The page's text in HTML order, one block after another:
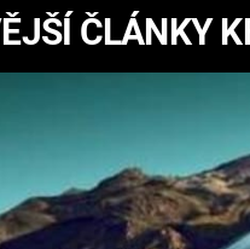
COME:
ESPORT
ČLÁNKY